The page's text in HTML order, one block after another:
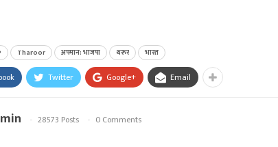
Tharoor अपमान: भाजपा थरूर भारत
Twitter Google+ Email
28573 Posts 0 Comments